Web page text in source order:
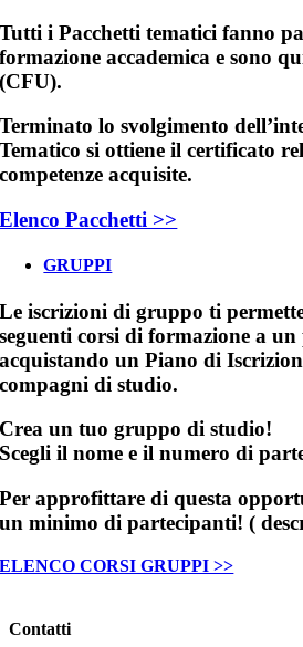
Tutti i Pacchetti tematici fanno
formazione accademica e sono
(CFU).
Terminato lo svolgimento
Tematico si ottiene il certificato
competenze acquisite.
Elenco Pacchetti >>
GRUPPI
Le iscrizioni di gruppo ti
seguenti corsi di formazione a
acquistando un Piano di
compagni di studio.
Crea un tuo gruppo di studio!
Scegli il nome e il numero di
Per approfittare di questa
un minimo di partecipanti! (
ELENCO CORSI GRUPPI >>
Contatti